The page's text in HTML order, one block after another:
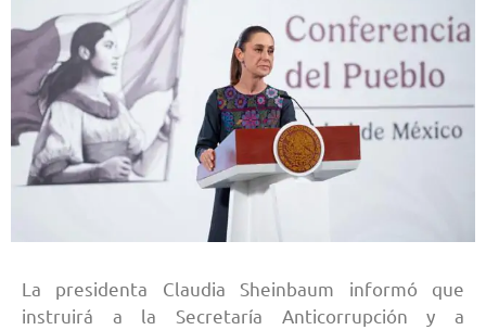
La presidenta Claudia Sheinbaum informó que
instruirá a la Secretaría Anticorrupción y a